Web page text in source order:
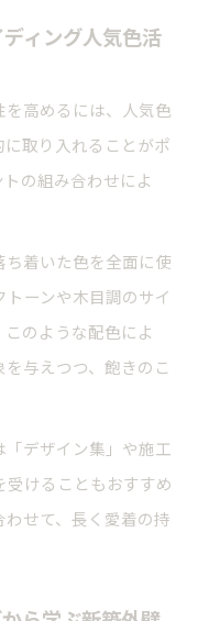
ィング人気色活
高めるには、人気色
取り入れることがポ
の組み合わせによ
着いた色を全面に使
ーンや木目調のサイ
のような配色によ
与えつつ、飽きのこ
デザイン集」や施工
けることもおすすめ
せて、長く愛着の持